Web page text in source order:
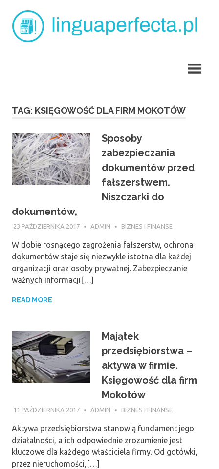
content
TAG: KSIĘGOWOŚĆ DLA FIRM MOKOTÓW
Sposoby
zabezpieczania
dokumentów przed
fałszerstwem.
Niszczarki do
dokumentów,
23 PAŹDZIERNIKA 2017 ADMIN BIZNES I FINANSE
W dobie rosnącego zagrożenia fałszerstw, ochrona
dokumentów staje się niezwykle istotna dla każdej
organizacji oraz osoby prywatnej. Zabezpieczanie
ważnych informacji[…]
READ MORE
Majątek
przedsiębiorstwa –
aktywa w firmie.
Księgowość dla firm
Mokotów
11 PAŹDZIERNIKA 2017 ADMIN BIZNES I FINANSE
Aktywa przedsiębiorstwa stanowią fundament jego
działalności, a ich odpowiednie zrozumienie jest
kluczowe dla każdego właściciela firmy. Od gotówki,
przez nieruchomości,[…]